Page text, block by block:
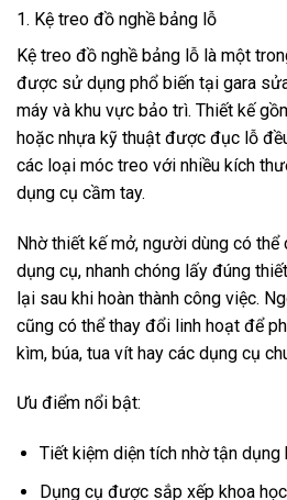
1. Kệ treo đồ nghề bảng lỗ
Kệ treo đồ nghề bảng lỗ là một
được sử dụng phổ biến tại gara
máy và khu vực bảo trì. Thiết kế
hoặc nhựa kỹ thuật được đục lỗ
các loại móc treo với nhiều kích
dụng cụ cầm tay.
Nhờ thiết kế mở, người dùng có
dụng cụ, nhanh chóng lấy đúng
lại sau khi hoàn thành công việc.
cũng có thể thay đổi linh hoạt để
kìm, búa, tua vít hay các dụng cụ
Ưu điểm nổi bật:
Tiết kiệm diện tích nhờ tận dụng
Dụng cụ được sắp xếp khoa